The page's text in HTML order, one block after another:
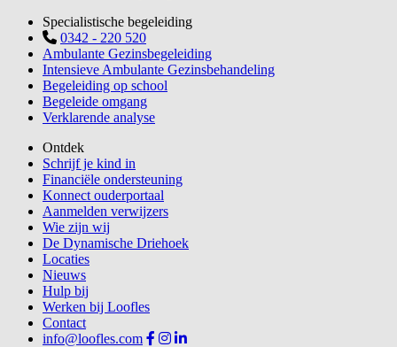
Specialistische begeleiding
0342 - 220 520
Ambulante Gezinsbegeleiding
Intensieve Ambulante Gezinsbehandeling
Begeleiding op school
Begeleide omgang
Verklarende analyse
Ontdek
Schrijf je kind in
Financiële ondersteuning
Konnect ouderportaal
Aanmelden verwijzers
Wie zijn wij
De Dynamische Driehoek
Locaties
Nieuws
Hulp bij
Werken bij Loofles
Contact
info@loofles.com